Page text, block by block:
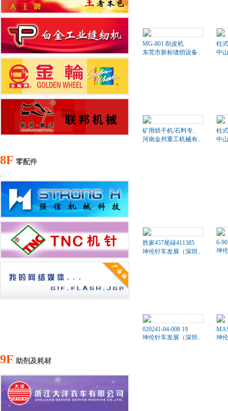
MG-801 削皮机
东莞市新标缝纫设备..
柱
中
矿用烘干机/石料专..
河南金邦重工机械有..
柱
中
8F 零配件
胜家457尾碌411385
坤伦针车发展（深圳..
6-90
坤
020241-04-008 19
坤伦针车发展（深圳..
坤
9F 助剂及耗材